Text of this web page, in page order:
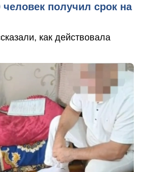
получил срок на
как действовала